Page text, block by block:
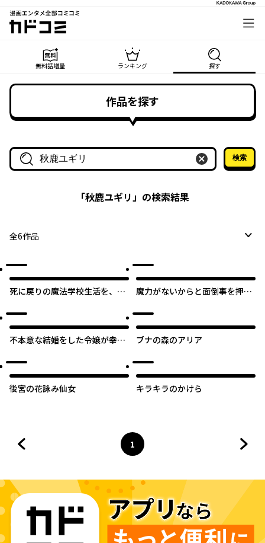
漫画エンタメ全部コミコミ
カドコミ
無料話増量 ランキング 探す
作品を探す
作品名・作家名で探す
検索
「秋鹿ユギリ」の検索結果
全6作品
死に戻りの魔法学校生活を、元
し好感度はゼロ）
魔力がないからと面倒事を押し
夫人らしいです
不本意な結婚をした令嬢が幸せ
ジーコミック
ブナの森のアリア
後宮の花詠み仙女 キラキラのかけら
ページ
1
へ